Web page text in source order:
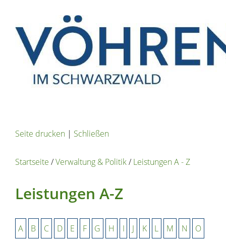
Seite drucken | Schließen
Startseite /Verwaltung & Politik/Leistungen A - Z
Leistungen A-Z
A B C D E F G H I J K L M N O